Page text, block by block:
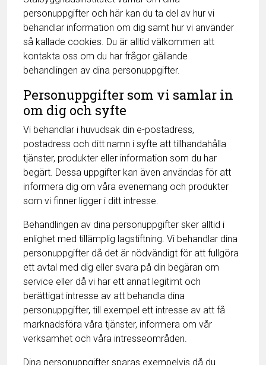
personuppgifter och här kan du ta del av hur vi
behandlar information om dig samt hur vi använder
så kallade cookies. Du är alltid välkommen att
kontakta oss om du har frågor gällande
behandlingen av dina personuppgifter.
Personuppgifter som vi samlar in
om dig och syfte
Vi behandlar i huvudsak din e-postadress,
postadress och ditt namn i syfte att tillhandahålla
tjänster, produkter eller information som du har
begärt. Dessa uppgifter kan även användas för att
informera dig om våra evenemang och produkter
som vi finner ligger i ditt intresse.
Behandlingen av dina personuppgifter sker alltid i
enlighet med tillämplig lagstiftning. Vi behandlar dina
personuppgifter då det är nödvändigt för att fullgöra
ett avtal med dig eller svara på din begäran om
service eller då vi har ett annat legitimt och
berättigat intresse av att behandla dina
personuppgifter, till exempel ett intresse av att få
marknadsföra våra tjänster, informera om vår
verksamhet och våra intresseområden.
Dina personuppgifter sparas exempelvis då du